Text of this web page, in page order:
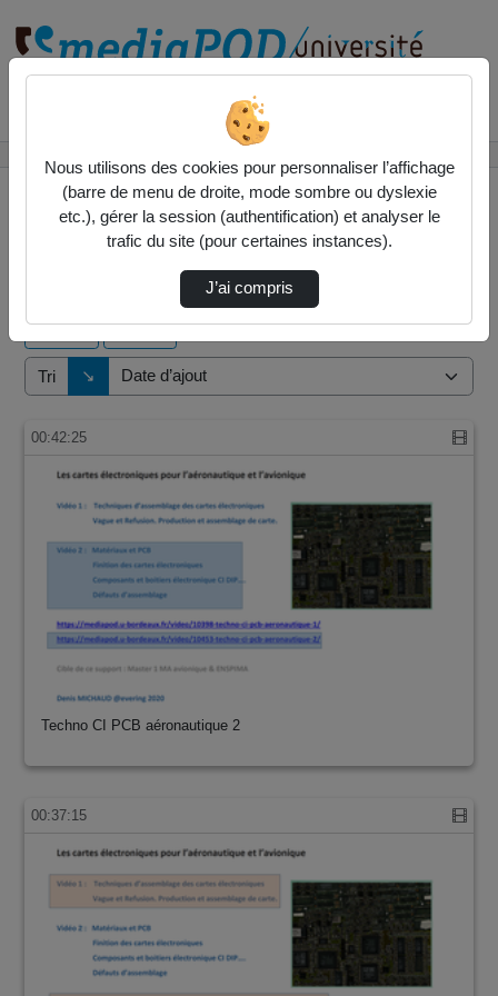
2 vidéos trouvées
Tri ↘
Direction de tri
00:42:25
Techno CI PCB aéronautique 2
00:37:15
Nous utilisons des cookies pour personnaliser l’affichage
(barre de menu de droite, mode sombre ou dyslexie
etc.), gérer la session (authentification) et analyser le
trafic du site (pour certaines instances).
J’ai compris